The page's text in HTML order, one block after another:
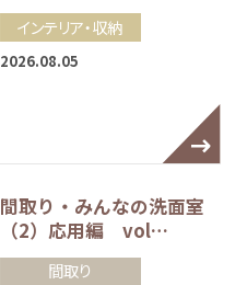
インテリア・収納
2026.08.05
間取り・みんなの洗面室
（2）応用編 vol…
間取り